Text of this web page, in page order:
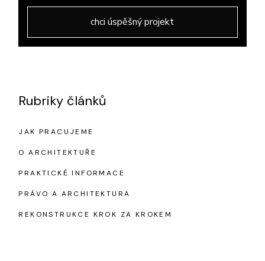
chci úspěšný projekt
Rubriky článků
JAK PRACUJEME
O ARCHITEKTUŘE
PRAKTICKÉ INFORMACE
PRÁVO A ARCHITEKTURA
REKONSTRUKCE KROK ZA KROKEM